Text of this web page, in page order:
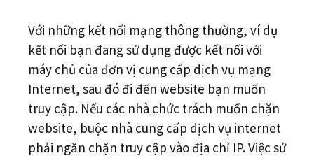
Với những kết nối mạng thông thường, ví dụ
kết nối bạn đang sử dụng được kết nối với
máy chủ của đơn vị cung cấp dịch vụ mạng
Internet, sau đó đi đến website bạn muốn
truy cập. Nếu các nhà chức trách muốn chặn
website, buộc nhà cung cấp dịch vụ internet
phải ngăn chặn truy cập vào địa chỉ IP. Việc sử